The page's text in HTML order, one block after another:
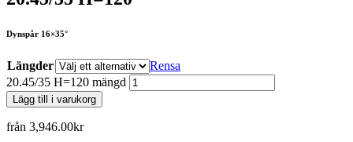
Dynspår 16×35°
Längder
Rensa
20.45/35 H=120 mängd
Lägg till i varukorg
från 3,946.00kr